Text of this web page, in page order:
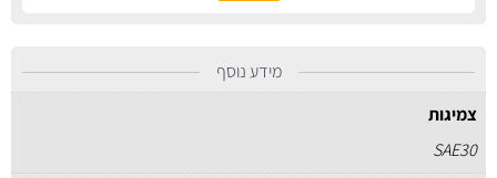
מידע נוסף
צמיגות
SAE30